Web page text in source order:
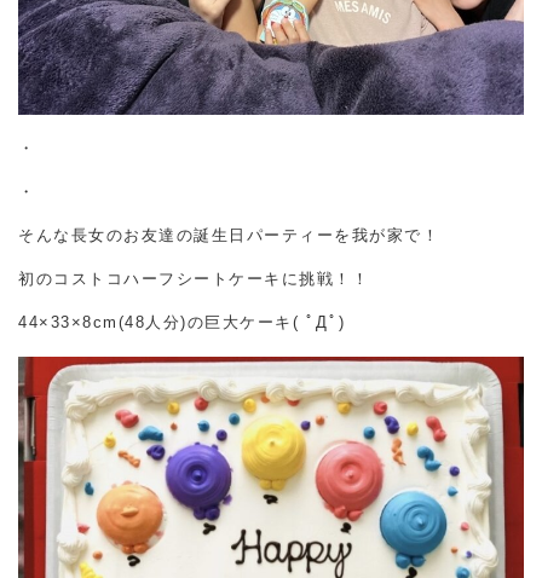
・
・
そんな長女のお友達の誕生日パーティーを我が家で！
初のコストコハーフシートケーキに挑戦！！
44×33×8cm(48人分)の巨大ケーキ( ﾟДﾟ)